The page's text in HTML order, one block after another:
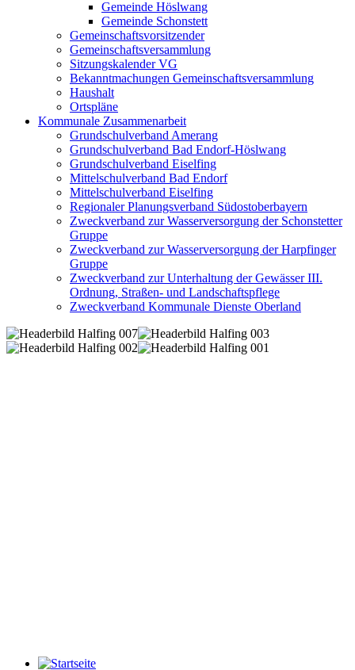
Gemeinde Höslwang
Gemeinde Schonstett
Gemeinschaftsvorsitzender
Gemeinschaftsversammlung
Sitzungskalender VG
Bekanntmachungen Gemeinschaftsversammlung
Haushalt
Ortspläne
Kommunale Zusammenarbeit
Grundschulverband Amerang
Grundschulverband Bad Endorf-Höslwang
Grundschulverband Eiselfing
Mittelschulverband Bad Endorf
Mittelschulverband Eiselfing
Regionaler Planungsverband Südostoberbayern
Zweckverband zur Wasserversorgung der Schonstetter
Gruppe
Zweckverband zur Wasserversorgung der Harpfinger
Gruppe
Zweckverband zur Unterhaltung der Gewässer III.
Ordnung, Straßen- und Landschaftspflege
Zweckverband Kommunale Dienste Oberland